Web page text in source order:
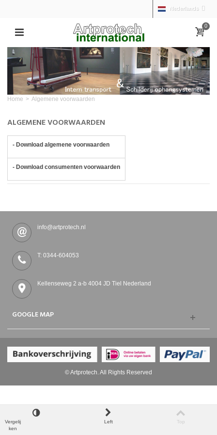
Nederlands
0
Home > Algemene voorwaarden
ALGEMENE VOORWAARDEN
- Download algemene voorwaarden
- Download consumenten voorwaarden
info@artprotech.nl
T: 0344-604053
Kellenseweg 2 a-b 4004 JD Tiel Nederland
GOOGLE MAP
© Artprotech. All Rights Reserved
Vergelij
ken
Left Top